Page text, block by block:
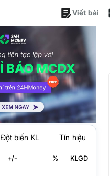
Viết bài
Đột biến KL Tín hiệu
+/- % KLGD